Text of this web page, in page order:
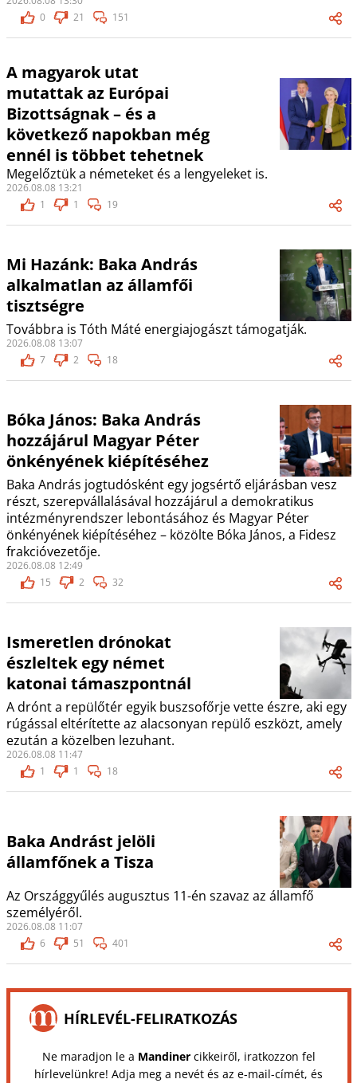
0
21 151
A magyarok utat
mutattak az Európai
Bizottságnak – és a
következő napokban még
ennél is többet tehetnek
Megelőztük a németeket és a lengyeleket is.
2026.08.08 13:21
1
1 19
Mi Hazánk: Baka András
alkalmatlan az államfői
tisztségre
Továbbra is Tóth Máté energiajogászt támogatják.
2026.08.08 13:07
7
2 18
Bóka János: Baka András
hozzájárul Magyar Péter
önkényének kiépítéséhez
Baka András jogtudósként egy jogsértő eljárásban vesz
részt, szerepvállalásával hozzájárul a demokratikus
intézményrendszer lebontásához és Magyar Péter
önkényének kiépítéséhez – közölte Bóka János, a Fidesz
frakcióvezetője.
2026.08.08 12:49
15
2 32
Ismeretlen drónokat
észleltek egy német
katonai támaszpontnál
A drónt a repülőtér egyik buszsofőrje vette észre, aki egy
rúgással eltérítette az alacsonyan repülő eszközt, amely
ezután a közelben lezuhant.
2026.08.08 11:47
1
1 18
Baka Andrást jelöli
államfőnek a Tisza
Az Országgyűlés augusztus 11-én szavaz az államfő
személyéről.
2026.08.08 11:07
6
51 401
HÍRLEVÉL-FELIRATKOZÁS
Ne maradjon le a Mandinercikkeiről, iratkozzon fel
hírlevelünkre! Adja meg a nevét és az e-mail-címét, és